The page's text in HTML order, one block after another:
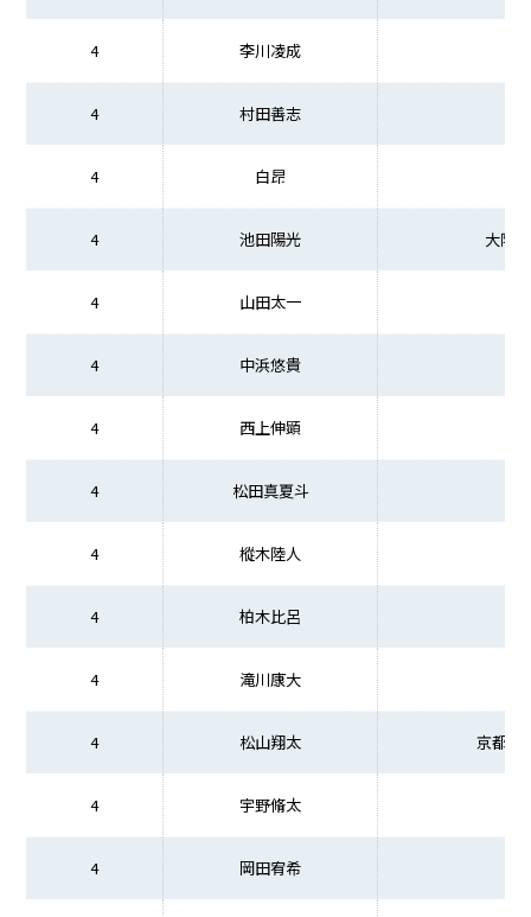
4 李川凌成
4 村田善志
4 白昂
4 池田陽光 大阪
4 山田太一
4 中浜悠貴
4 西上伸顕
4 松田真夏斗
4 樅木陸人
4 柏木比呂
4 滝川康大
4 松山翔太 京都先
4 宇野脩太
4 岡田宥希